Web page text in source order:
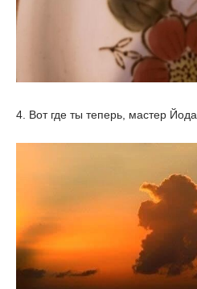
4. Вот где ты теперь, мастер Йода